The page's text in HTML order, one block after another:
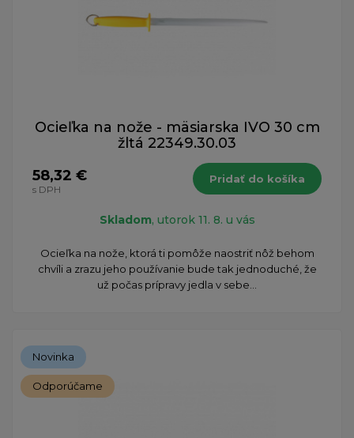
Ocieľka na nože - mäsiarska IVO 30 cm
žltá 22349.30.03
58,32 €
s DPH
Pridať do košíka
Skladom, utorok 11. 8. u vás
Ocieľka na nože, ktorá ti pomôže naostriť nôž behom
chvíli a zrazu jeho používanie bude tak jednoduché, že
už počas prípravy jedla v sebe...
Novinka
Odporúčame